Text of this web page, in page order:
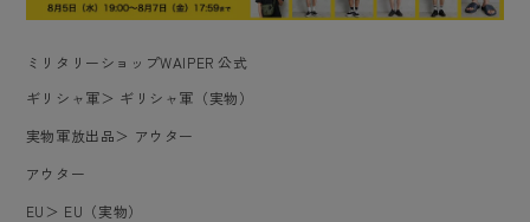
ミリタリーショップWAIPER 公式
ギリシャ軍＞ ギリシャ軍（実物）
実物軍放出品＞ アウター
アウター
EU ＞ EU（実物）